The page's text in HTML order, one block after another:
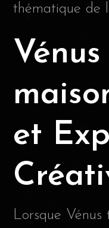
thématique de
et
Lorsque